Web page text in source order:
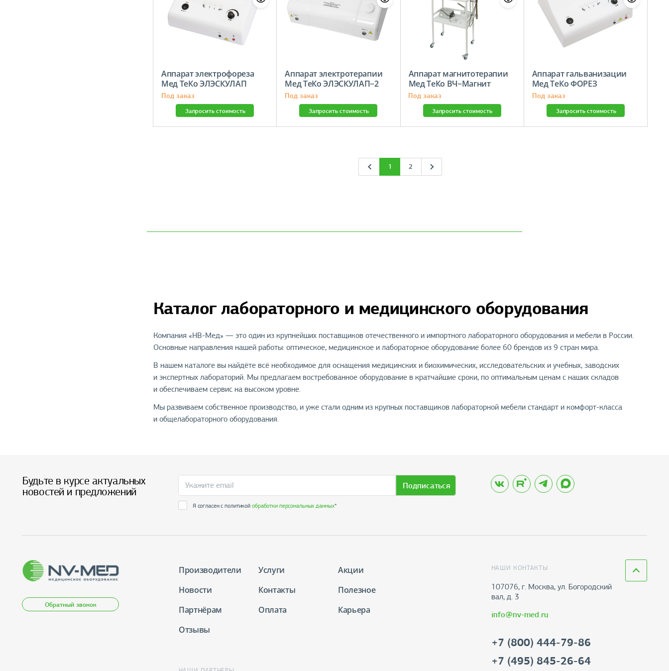
Аппарат электрофореза
Мед ТеКо ЭЛЭСКУЛАП
Под заказ
Запросить стоимость
Аппарат электротерапии
Мед ТеКо ЭЛЭСКУЛАП−2
Под заказ
Запросить стоимость
Аппарат магнитотерапии
Мед ТеКо ВЧ−Магнит
Под заказ
Запросить стоимость
Аппарат гальванизации
Мед ТеКо ФОРЕЗ
Под заказ
Запросить стоимость
1 2
Каталог лабораторного и медицинского оборудования
Компания «НВ-Мед» — это один из крупнейших поставщиков отечественного и импортного лабораторного оборудования и мебели в России.
Основные направления нашей работы: оптическое, медицинское и лабораторное оборудование более 60 брендов из 9 стран мира.
В нашем каталоге вы найдёте всё необходимое для оснащения медицинских и биохимических, исследовательских и учебных, заводских
и экспертных лабораторий. Мы предлагаем востребованное оборудование в кратчайшие сроки, по оптимальным ценам с наших складов
и обеспечиваем сервис на высоком уровне.
Мы развиваем собственное производство, и уже стали одним из крупных поставщиков лабораторной мебели стандарт и комфорт-класса
и общелабораторного оборудования.
Будьте в курсе актуальных
новостей и предложений
Подписаться
Я согласен с политикойобработки персональных данных*
Обратный звонок
Производители Услуги
Акции
Новости
Контакты
Полезное
Партнёрам
Оплата
Карьера
Отзывы
НАШИ КОНТАКТЫ
107076, г. Москва, ул. Богородский
вал, д. 3
info@nv-med.ru
+7 (800) 444-79-86
+7 (495) 845-26-64